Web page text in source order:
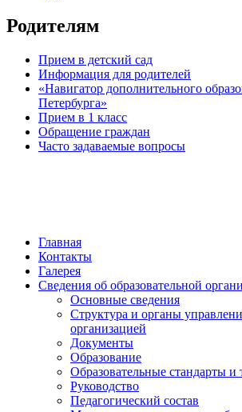
Родителям
Прием в детский сад
Информация для родителей
«Навигатор дополнительного
Петербурга»
Прием в 1 класс
Обращение граждан
Часто задаваемые вопросы
Главная
Контакты
Галерея
Сведения об образовательной
Основные сведения
Структура и органы
организацией
Документы
Образование
Образовательные стандарты и
Руководство
Педагогический состав